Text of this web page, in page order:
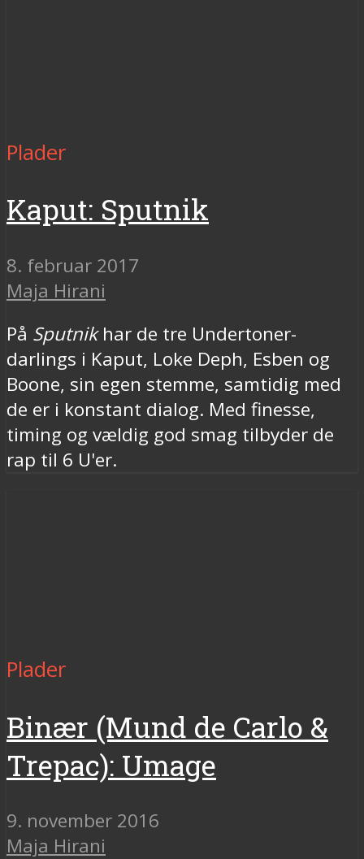
Plader
Kaput: Sputnik
8. februar 2017
Maja Hirani
På Sputnikhar de tre Undertoner-
darlings i Kaput, Loke Deph, Esben og
Boone, sin egen stemme, samtidig med
de er i konstant dialog. Med finesse,
timing og vældig god smag tilbyder de
rap til 6 U'er.
Plader
Binær (Mund de Carlo &
Trepac): Umage
9. november 2016
Maja Hirani